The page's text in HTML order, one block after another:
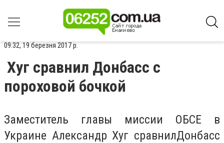
09:32, 19 березня 2017 р.
Хуг сравнил Донбасс с
пороховой бочкой
Заместитель главы миссии ОБСЕ в
Украине Александр Хуг сравнилДонбасс